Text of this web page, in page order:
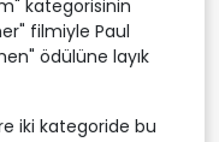
kategorisinin
filmiyle Paul
ödülüne layık
iki kategoride bu